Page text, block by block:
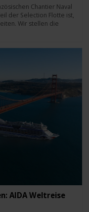
Chantier Naval
der Selection Flotte ist,
Wir stellen die
AIDA Weltreise